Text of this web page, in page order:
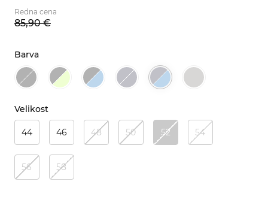
Redna cena
85,90 €
Barva
Velikost
44 46 48 50 52 54
56 58